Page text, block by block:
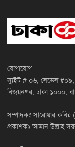
যোগাযোগ
স্যুইট # ০৬, লেভেল
বিজয়নগর, ঢাকা ১০০০,
সম্পাদকঃ সারোয়ার কবির
প্রকাশকঃ আমান উল্লাহ